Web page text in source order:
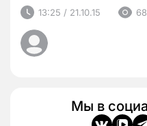
13:25 / 21.10.15
Мы в